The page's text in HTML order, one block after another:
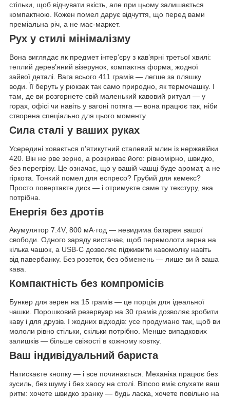
стільки, щоб відчувати якість, але при цьому залишається
компактною. Кожен помел дарує відчуття, що перед вами
преміальна річ, а не мас-маркет.
Рух у стилі мінімалізму
Вона виглядає як предмет інтер’єру з кав’ярні третьої хвилі:
теплий дерев’яний візерунок, компактна форма, жодної
зайвої деталі. Вага всього 411 грамів — легше за пляшку
води. Її беруть у рюкзак так само природно, як термочашку. І
там, де ви розгорнете свій маленький кавовий ритуал — у
горах, офісі чи навіть у вагоні потяга — вона працює так, ніби
створена спеціально для цього моменту.
Сила сталі у ваших руках
Усередині ховається п’ятикутний сталевий млин із нержавійки
420. Він не рве зерно, а розкриває його: рівномірно, швидко,
без перегріву. Це означає, що у вашій чашці буде аромат, а не
гіркота. Тонкий помел для еспресо? Грубий для кемекс?
Просто повертаєте диск — і отримуєте саме ту текстуру, яка
потрібна.
Енергія без дротів
Акумулятор 7.4V, 800 мА·год — невидима батарея вашої
свободи. Одного заряду вистачає, щоб перемолоти зерна на
кілька чашок, а USB-C дозволяє підживити кавомолку навіть
від павербанку. Без розеток, без обмежень — лише ви й ваша
кава.
Компактність без компромісів
Бункер для зерен на 15 грамів — це порція для ідеальної
чашки. Порошковий резервуар на 30 грамів дозволяє зробити
каву і для друзів. І жодних відходів: усе продумано так, щоб ви
мололи рівно стільки, скільки потрібно. Менше випадкових
залишків — більше свіжості в кожному ковтку.
Ваш індивідуальний бариста
Натискаєте кнопку — і все починається. Механіка працює без
зусиль, без шуму і без хаосу на столі. Bincoo вміє слухати ваш
ритм: хочете швидко зранку — будь ласка, хочете повільно на